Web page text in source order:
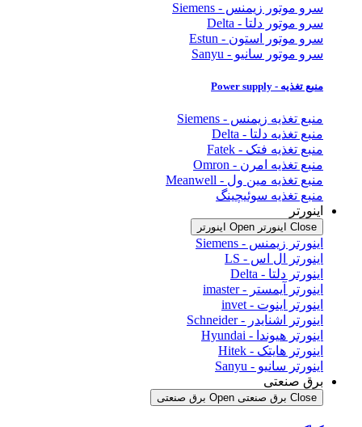
سرو موتور زیمنس - Siemens
سرو موتور دلتا - Delta
سرو موتور استون - Estun
سرو موتور سانیو - Sanyu
منبع تغذیه - Power supply
منبع تغذیه زیمنس - Siemens
منبع تغذیه دلتا - Delta
منبع تغذیه فتک - Fatek
منبع تغذیه امرن - Omron
منبع تغذیه مین ول - Meanwell
منبع تغذیه سوئیچینگ
اینورتر
Close اینورتر Open اینورتر
اینورتر زیمنس - Siemens
اینورتر ال اس - LS
اینورتر دلتا - Delta
اینورتر آیمستر - imaster
اینورتر اینوت - invet
اینورتر اشنایدر - Schneider
اینورتر هیوندا - Hyundai
اینورتر هایتک - Hitek
اینورتر سانیو - Sanyu
برق صنعتی
Close برق صنعتی Open برق صنعتی